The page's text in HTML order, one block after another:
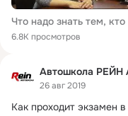
6.8K просмотров
Автошкола РЕЙН
26 авг 2019
Как проходит экзамен